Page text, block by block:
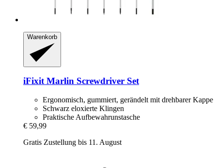
Warenkorb
iFixitMarlin Screwdriver Set
Ergonomisch, gummiert, gerändelt mit drehbarer Kappe
Schwarz eloxierte Klingen
Praktische Aufbewahrunstasche
€ 59,99
Gratis Zustellung bis 11. August